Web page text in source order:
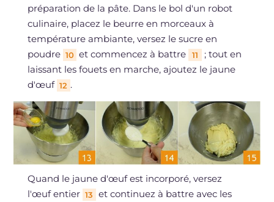
préparation de la pâte. Dans le bol d'un robot
culinaire, placez le beurre en morceaux à
température ambiante, versez le sucre en
poudre 10 et commencez à battre 11
; tout en
laissant les fouets en marche, ajoutez le jaune
d'œuf 12 .
Quand le jaune d'œuf est incorporé, versez
l'œuf entier 13
et continuez à battre avec les